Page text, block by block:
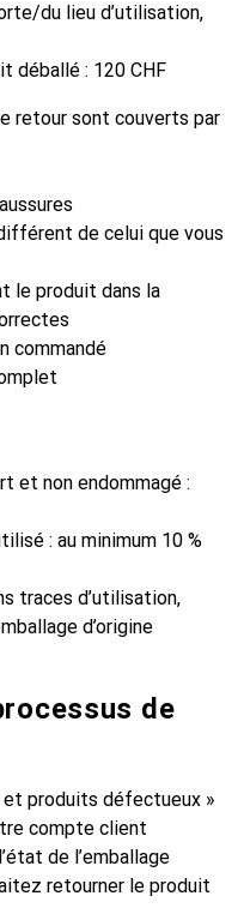
du lieu d’utilisation,
déballé : 120 CHF
retour sont couverts par
de celui que vous
le produit dans la
commandé
et non endommagé :
: au minimum 10 %
traces d’utilisation,
d’origine
de
et produits défectueux »
compte client
de l’emballage
retourner le produit